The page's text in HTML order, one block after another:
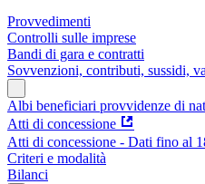
Provvedimenti
Controlli sulle imprese
Bandi di gara e contratti
Sovvenzioni, contributi, sussidi,
Albi beneficiari provvidenze di
Atti di concessione
Atti di concessione - Dati fino al
Criteri e modalità
Bilanci